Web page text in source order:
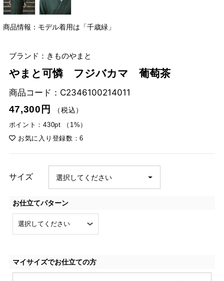
商品情報：モデル着用は「千歳緑」
ブランド：きものやまと
やまと可憐 フジバカマ 葡萄茶
商品コード： C2346100214011
47,300円
（税込）
ポイント：430pt （1%）
お気に入り登録数：6
サイズ
お仕立てパターン
マイサイズでお仕立ての方